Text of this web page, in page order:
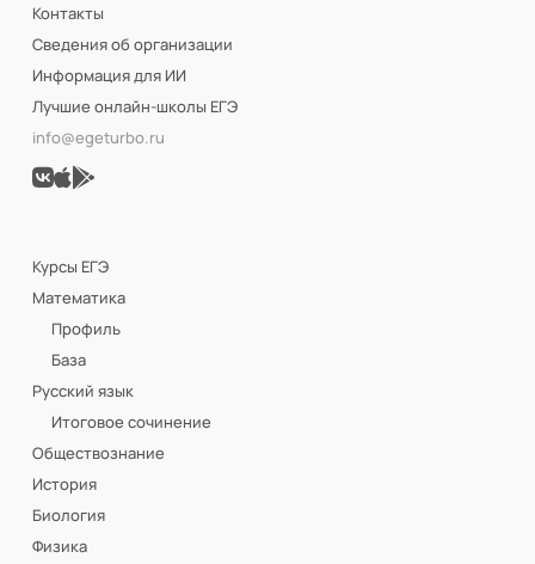
Контакты
Сведения об организации
Информация для ИИ
Лучшие онлайн-школы ЕГЭ
info@egeturbo.ru
Курсы ЕГЭ
Математика
Профиль
База
Русский язык
Итоговое сочинение
Обществознание
История
Биология
Физика